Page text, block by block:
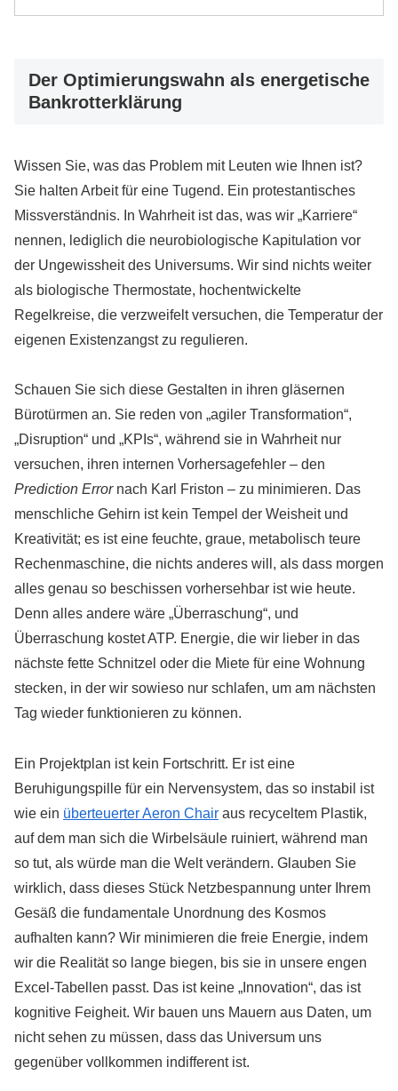
Der Optimierungswahn als energetische
Bankrotterklärung
Wissen Sie, was das Problem mit Leuten wie Ihnen ist?
Sie halten Arbeit für eine Tugend. Ein protestantisches
Missverständnis. In Wahrheit ist das, was wir „Karriere“
nennen, lediglich die neurobiologische Kapitulation vor
der Ungewissheit des Universums. Wir sind nichts weiter
als biologische Thermostate, hochentwickelte
Regelkreise, die verzweifelt versuchen, die Temperatur der
eigenen Existenzangst zu regulieren.
Schauen Sie sich diese Gestalten in ihren gläsernen
Bürotürmen an. Sie reden von „agiler Transformation“,
„Disruption“ und „KPIs“, während sie in Wahrheit nur
versuchen, ihren internen Vorhersagefehler – den
Prediction Errornach Karl Friston – zu minimieren. Das
menschliche Gehirn ist kein Tempel der Weisheit und
Kreativität; es ist eine feuchte, graue, metabolisch teure
Rechenmaschine, die nichts anderes will, als dass morgen
alles genau so beschissen vorhersehbar ist wie heute.
Denn alles andere wäre „Überraschung“, und
Überraschung kostet ATP. Energie, die wir lieber in das
nächste fette Schnitzel oder die Miete für eine Wohnung
stecken, in der wir sowieso nur schlafen, um am nächsten
Tag wieder funktionieren zu können.
Ein Projektplan ist kein Fortschritt. Er ist eine
Beruhigungspille für ein Nervensystem, das so instabil ist
wie ein überteuerter Aeron Chair aus recyceltem Plastik,
auf dem man sich die Wirbelsäule ruiniert, während man
so tut, als würde man die Welt verändern. Glauben Sie
wirklich, dass dieses Stück Netzbespannung unter Ihrem
Gesäß die fundamentale Unordnung des Kosmos
aufhalten kann? Wir minimieren die freie Energie, indem
wir die Realität so lange biegen, bis sie in unsere engen
Excel-Tabellen passt. Das ist keine „Innovation“, das ist
kognitive Feigheit. Wir bauen uns Mauern aus Daten, um
nicht sehen zu müssen, dass das Universum uns
gegenüber vollkommen indifferent ist.